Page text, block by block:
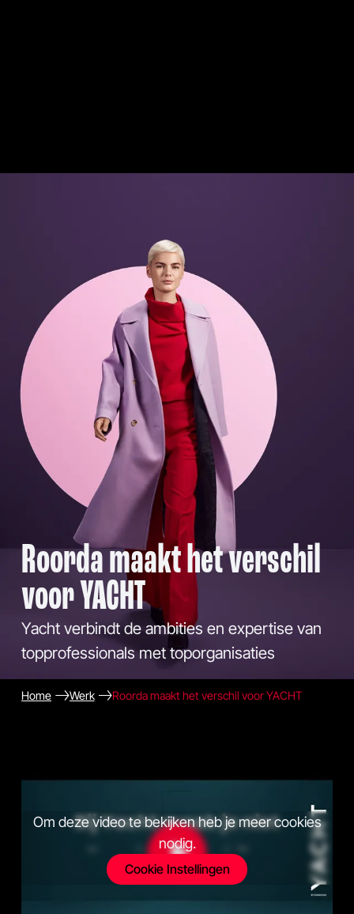
Roorda maakt het verschil
voor YACHT
Yacht verbindt de ambities en expertise van
topprofessionals met toporganisaties
Home Werk Roorda maakt het verschil voor YACHT
Om deze video te bekijken heb je meer cookies
nodig.
Cookie Instellingen